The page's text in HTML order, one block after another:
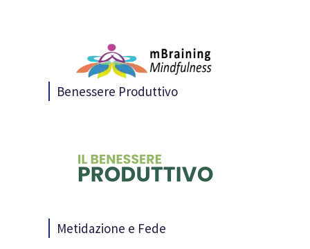
Benessere Produttivo
Metidazione e Fede